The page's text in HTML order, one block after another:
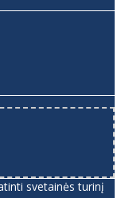
svetainės turinį